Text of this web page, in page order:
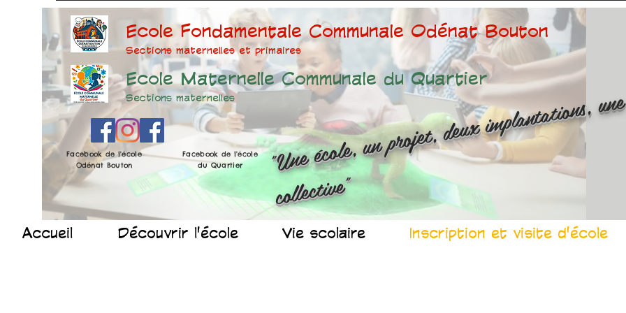
Ecole Fondamentale Communale Odénat Bouton
Sections maternelles et primaires
Ecole Maternelle Communale du Quartier
Sections maternelles ne
n
x
"
Facebook de l'école
Odénat Bouton
Facebook de l'école
du Quartier
Accueil Découvrir l'école Vie scolaire Inscription et visite d'école